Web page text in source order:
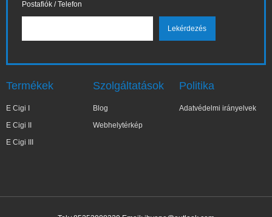
Postafiók / Telefon
Termékek
E Cigi I
E Cigi II
E Cigi III
Szolgáltatások
Blog
Webhelytérkép
Politika
Adatvédelmi irányelvek